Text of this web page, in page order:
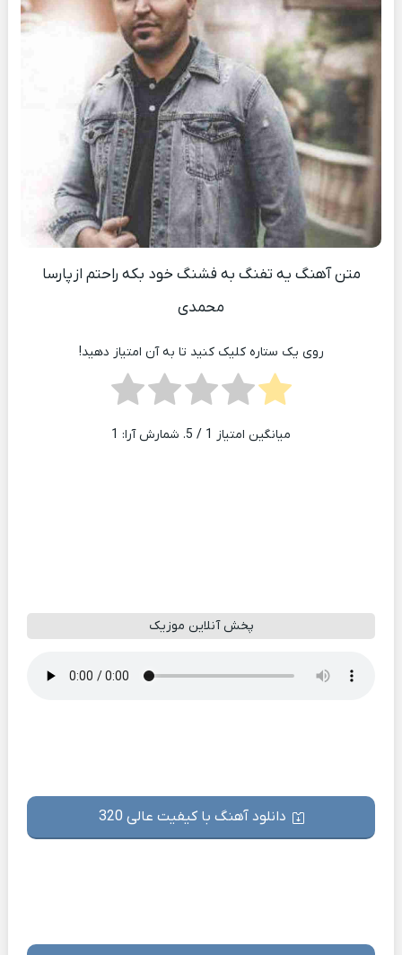
متن آهنگ یه تفنگ به فشنگ خود بکه راحتم از پارسا
محمدی
روی یک ستاره کلیک کنید تا به آن امتیاز دهید!
میانگین امتیاز 1 / 5. شمارش آرا: 1
پخش آنلاین موزیک
دانلود آهنگ با کیفیت عالی 320